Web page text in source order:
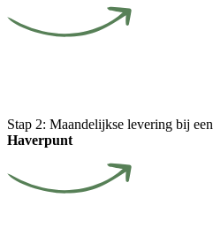
Stap 2: Maandelijkse levering bij een
Haverpunt